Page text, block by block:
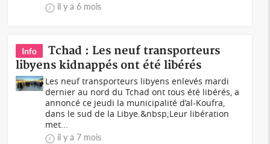
il y a 6 mois
Info
Tchad : Les neuf transporteurs
libyens kidnappés ont été libérés
Les neuf transporteurs libyens enlevés mardi
dernier au nord du Tchad ont tous été libérés, a
annoncé ce jeudi la municipalité d’al-Koufra,
dans le sud de la Libye.&nbsp;Leur libération
met...
il y a 7 mois